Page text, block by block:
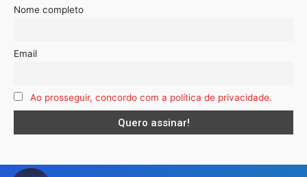
Nome completo
Email
Ao prosseguir, concordo com a política de privacidade.